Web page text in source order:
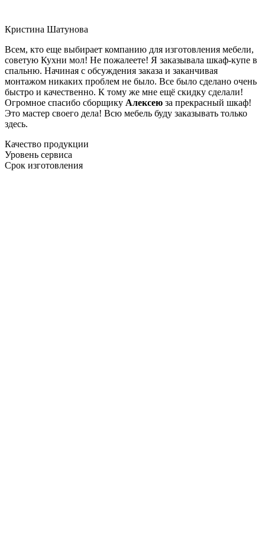
Кристина Шатунова
Всем, кто еще выбирает компанию для изготовления мебели,
советую Кухни мол! Не пожалеете! Я заказывала шкаф-купе в
спальню. Начиная с обсуждения заказа и заканчивая
монтажом никаких проблем не было. Все было сделано очень
быстро и качественно. К тому же мне ещё скидку сделали!
Огромное спасибо сборщику Алексею за прекрасный шкаф!
Это мастер своего дела! Всю мебель буду заказывать только
здесь.
Качество продукции
Уровень сервиса
Срок изготовления